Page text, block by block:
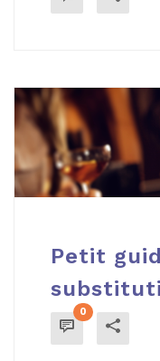
Petit
0